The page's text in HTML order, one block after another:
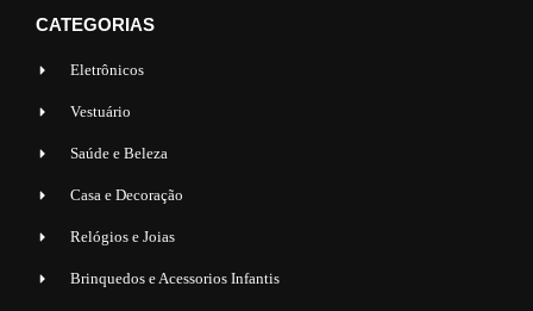
CATEGORIAS
Eletrônicos
Vestuário
Saúde e Beleza
Casa e Decoração
Relógios e Joias
Brinquedos e Acessorios Infantis